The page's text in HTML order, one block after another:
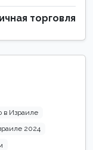
торговля
в Израиле
2024